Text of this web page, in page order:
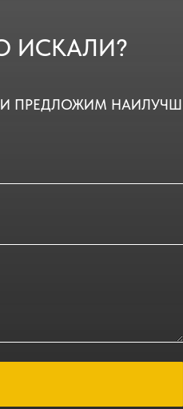
ИСКАЛИ?
ПРЕДЛОЖИМ